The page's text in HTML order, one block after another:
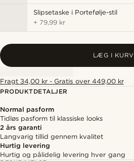
Slipsetaske i Portefølje-stil
+ 79,99 kr
LÆG I KURV
Fragt 34,00 kr - Gratis over 449,00 kr
PRODUKTDETALJER
Normal pasform
Tidløs pasform til klassiske looks
2 års garanti
Langvarig tillid gennem kvalitet
Hurtig levering
Hurtig og pålidelig levering hver gang